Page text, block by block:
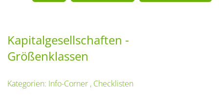
Kapitalgesellschaften -
Größenklassen
Kategorien: Info-Corner , Checklisten